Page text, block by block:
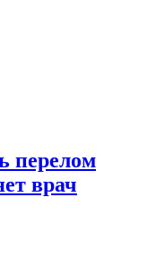
перелом
врач